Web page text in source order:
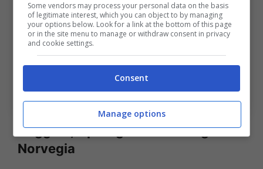
(Ansa Foto) Bolognasportnews
Heggem, il paragone tra Bologna e
Norvegia
Some vendors may process your personal data on the basis
of legitimate interest, which you can object to by managing
your options below. Look for a link at the bottom of this page
or in the site menu to manage or withdraw consent in privacy
and cookie settings.
Consent
Manage options